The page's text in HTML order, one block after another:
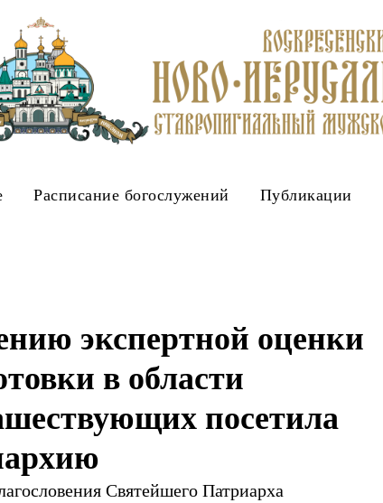
Расписание богослужений Публикации
экспертной оценки
в области
посетила
Святейшего Патриарха